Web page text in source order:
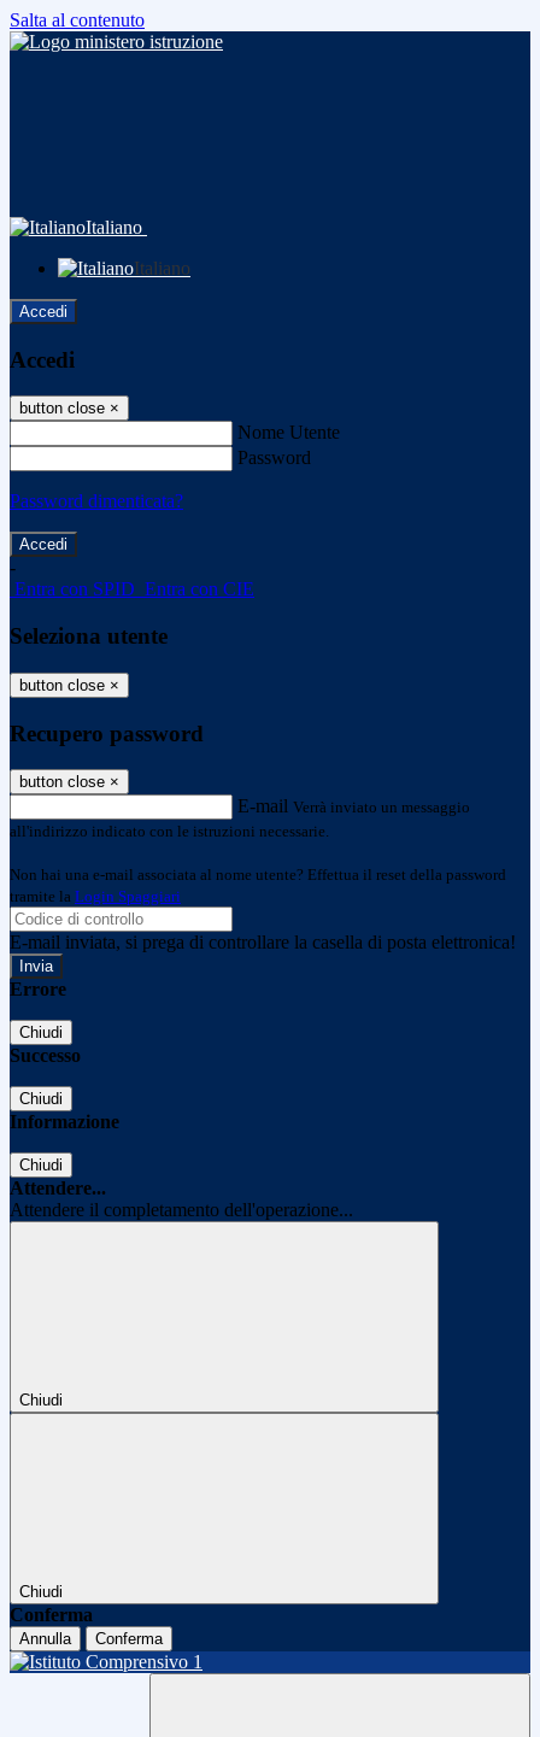
Salta al contenuto
Italiano
Italiano
Accedi
Accedi
button close ×
Nome Utente
Password
Password dimenticata?
-
Entra con SPID Entra con CIE
Seleziona utente
button close ×
Recupero password
button close ×
E-mail Verrà inviato un messaggio
all'indirizzo indicato con le istruzioni necessarie.
Non hai una e-mail associata al nome utente? Effettua il reset della password
tramite la Login Spaggiari
E-mail inviata, si prega di controllare la casella di posta elettronica!
Errore
Chiudi
Successo
Chiudi
Informazione
Chiudi
Attendere...
Attendere il completamento dell'operazione...
Chiudi
Chiudi
Conferma
Annulla Conferma